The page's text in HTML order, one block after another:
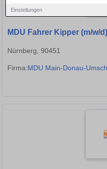
Einstellungen
MDU Fahrer Kipper (m/w/d)
Nürnberg, 90451
Firma:MDU Main-Donau-